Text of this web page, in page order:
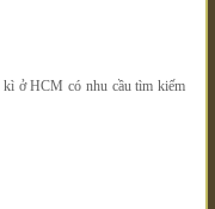
ở HCM có nhu cầu tìm kiếm